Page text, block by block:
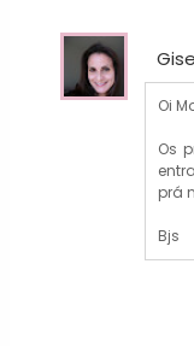
Oi
Os
prá
Bjs